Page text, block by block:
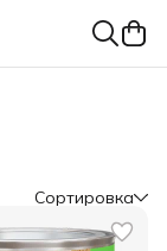
Сортировка